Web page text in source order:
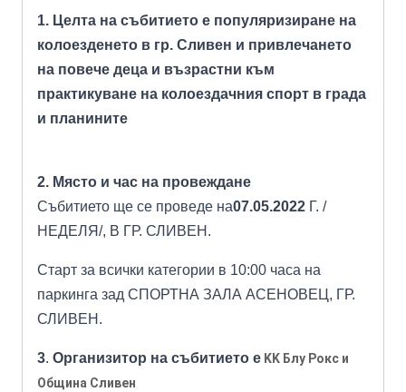
1. Целта на събитието е популяризиране на
колоезденето в гр. Сливен и привлечането
на повече деца и възрастни към
практикуване на колоездачния спорт в града
и планините
2. Място и час на провеждане
Събитието ще се проведе на07.05.2022 Г. /
НЕДЕЛЯ/, В ГР. СЛИВЕН.
Старт за всички категории в 10:00 часа на
паркинга зад СПОРТНА ЗАЛА АСЕНОВЕЦ, ГР.
СЛИВЕН.
3. Организитор на събитието е KK Блу Рокс и
Община Сливен